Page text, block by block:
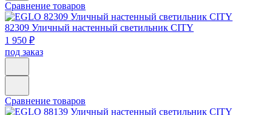
Сравнение товаров
82309 Уличный настенный светильник CITY
1 950 ₽
под заказ
Сравнение товаров